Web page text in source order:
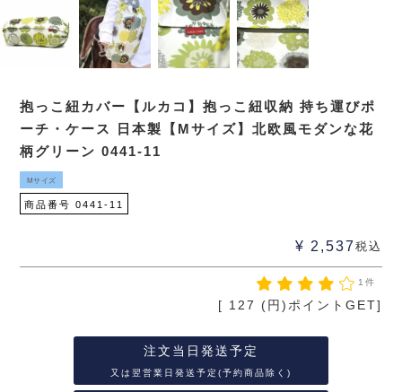
抱っこ紐カバー【ルカコ】抱っこ紐収納 持ち運びポ
ーチ・ケース 日本製【Mサイズ】北欧風モダンな花
柄グリーン 0441-11
Mサイズ
商品番号 0441-11
¥ 2,537 税込
1件
[ 127 (円)ポイントGET]
注文当日発送予定
又は翌営業日発送予定(予約商品除く)